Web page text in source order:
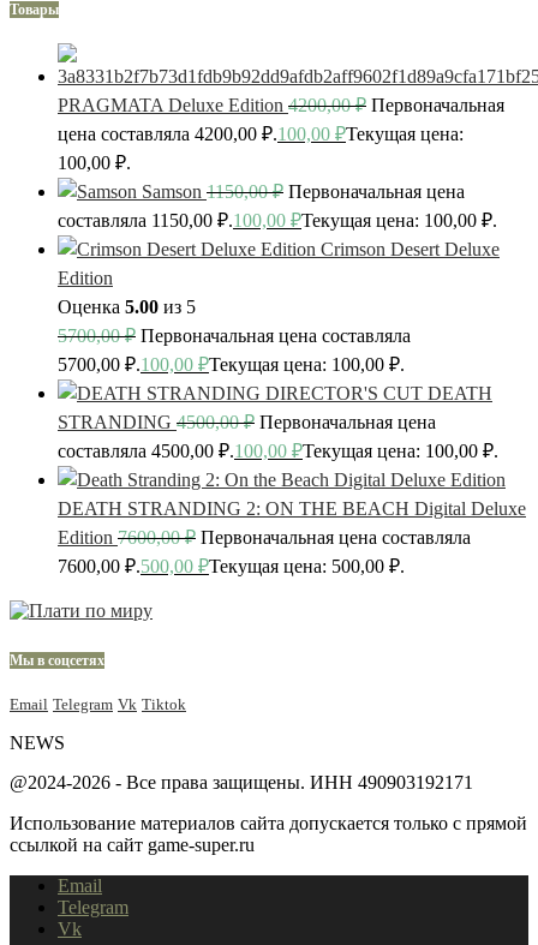
Товары
PRAGMATA Deluxe Edition 4200,00₽ Первоначальная
цена составляла 4200,00 ₽.100,00 ₽Текущая цена:
100,00 ₽.
Samson 1150,00₽ Первоначальная цена
составляла 1150,00 ₽.100,00 ₽Текущая цена: 100,00 ₽.
Crimson Desert Deluxe
Edition
Оценка 5.00 из 5
5700,00₽ Первоначальная цена составляла
5700,00 ₽.100,00 ₽Текущая цена: 100,00 ₽.
DEATH
STRANDING 4500,00₽ Первоначальная цена
составляла 4500,00 ₽.100,00 ₽Текущая цена: 100,00 ₽.
DEATH STRANDING 2: ON THE BEACH Digital Deluxe
Edition 7600,00₽ Первоначальная цена составляла
7600,00 ₽.500,00 ₽Текущая цена: 500,00 ₽.
Мы в соцсетях
Email Telegram Vk Tiktok
NEWS
@2024-2026 - Все права защищены. ИНН 490903192171
Использование материалов сайта допускается только с прямой
ссылкой на сайт game-super.ru
Email
Telegram
Vk